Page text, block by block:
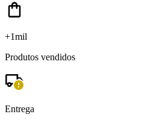
+1mil
Produtos vendidos
Entrega